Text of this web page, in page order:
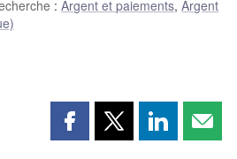
:Argent et paiements,Argent
PartagerPartagerPartager